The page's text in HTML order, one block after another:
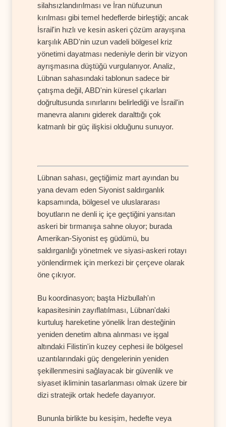
silahsızlandırılması ve İran nüfuzunun
kırılması gibi temel hedeflerde birleştiği; ancak
İsrail'in hızlı ve kesin askeri çözüm arayışına
karşılık ABD'nin uzun vadeli bölgesel kriz
yönetimi dayatması nedeniyle derin bir vizyon
ayrışmasına düştüğü vurgulanıyor. Analiz,
Lübnan sahasındaki tablonun sadece bir
çatışma değil, ABD'nin küresel çıkarları
doğrultusunda sınırlarını belirlediği ve İsrail'in
manevra alanını giderek daralttığı çok
katmanlı bir güç ilişkisi olduğunu sunuyor.
Lübnan sahası, geçtiğimiz mart ayından bu
yana devam eden Siyonist saldırganlık
kapsamında, bölgesel ve uluslararası
boyutların ne denli iç içe geçtiğini yansıtan
askeri bir tırmanışa sahne oluyor; burada
Amerikan-Siyonist eş güdümü, bu
saldırganlığı yönetmek ve siyasi-askeri rotayı
yönlendirmek için merkezi bir çerçeve olarak
öne çıkıyor.
Bu koordinasyon; başta Hizbullah'ın
kapasitesinin zayıflatılması, Lübnan'daki
kurtuluş hareketine yönelik İran desteğinin
yeniden denetim altına alınması ve işgal
altındaki Filistin'in kuzey cephesi ile bölgesel
uzantılarındaki güç dengelerinin yeniden
şekillenmesini sağlayacak bir güvenlik ve
siyaset ikliminin tasarlanması olmak üzere bir
dizi stratejik ortak hedefe dayanıyor.
Bununla birlikte bu kesişim, hedefte veya